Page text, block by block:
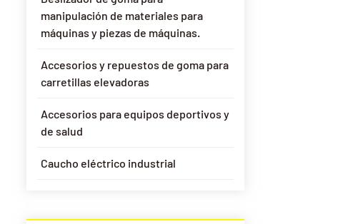
manipulación de materiales para
máquinas y piezas de máquinas.
Accesorios y repuestos de goma para
carretillas elevadoras
Accesorios para equipos deportivos y
de salud
Caucho eléctrico industrial